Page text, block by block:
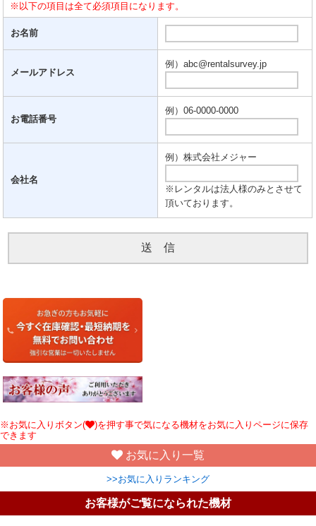
※以下の項目は全て必須項目になります。
お名前
メールアドレス
例）abc@rentalsurvey.jp
お電話番号
例）06-0000-0000
会社名
例）株式会社メジャー
※レンタルは法人様のみとさせて
頂いております。
※お気に入りボタン(
)を押す事で気になる機材をお気に入りページに保存
できます
お気に入り一覧
>>お気に入りランキング
お客様がご覧になられた機材